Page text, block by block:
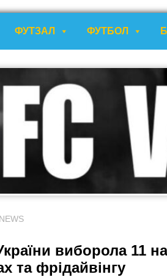
ФУТЗАЛ ФУТБОЛ
виборола 11
та фрідайвінгу